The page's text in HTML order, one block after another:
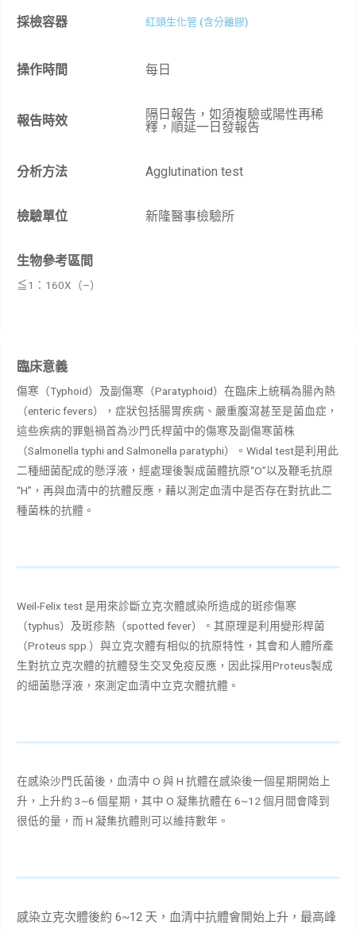
採檢容器 紅頭生化管 (含分離膠)
操作時間 每日
報告時效
隔日報告，如須複驗或陽性再稀
釋，順延一日發報告​
分析方法 Agglutination test​
檢驗單位 新隆醫事檢驗所
生物參考區間
≦1 ： 160X （–）
臨床意義
傷寒（Typhoid）及副傷寒（Paratyphoid）在臨床上統稱為腸內熱
（enteric fevers），症狀包括腸胃疾病、嚴重腹瀉甚至是菌血症，
這些疾病的罪魁禍首為沙門氏桿菌中的傷寒及副傷寒菌株
（Salmonella typhi and Salmonella paratyphi）。 Widal test是利用此
二種細菌配成的懸浮液，經處理後製成菌體抗原“O”以及鞭毛抗原
“H”，再與血清中的抗體反應，藉以測定血清中是否存在對抗此二
種菌株的抗體。
Weil-Felix test是用來診斷立克次體感染所造成的斑疹傷寒
（typhus）及斑疹熱（spotted fever）。其原理是利用變形桿菌
（Proteus spp. ）與立克次體有相似的抗原特性，其會和人體所產
生對抗立克次體的抗體發生交叉免疫反應，因此採用Proteus製成
的細菌懸浮液，來測定血清中立克次體抗體。
在感染沙門氏菌後，血清中 O 與 H 抗體在感染後一個星期開始上
升，上升約 3~6 個星期，其中 O 凝集抗體在 6~12 個月間會降到
很低的量，而 H 凝集抗體則可以維持數年。
感染立克次體後約 6~12 天，血清中抗體會開始上升，最高峰